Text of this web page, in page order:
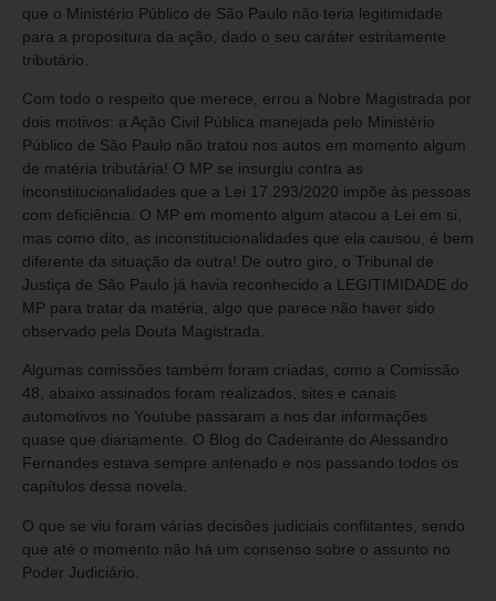
que o Ministério Público de São Paulo não teria legitimidade
para a propositura da ação, dado o seu caráter estritamente
tributário.
Com todo o respeito que merece, errou a Nobre Magistrada por
dois motivos: a Ação Civil Pública manejada pelo Ministério
Público de São Paulo não tratou nos autos em momento algum
de matéria tributária! O MP se insurgiu contra as
inconstitucionalidades que a Lei 17.293/2020 impõe às pessoas
com deficiência. O MP em momento algum atacou a Lei em si,
mas como dito, as inconstitucionalidades que ela causou, é bem
diferente da situação da outra! De outro giro, o Tribunal de
Justiça de São Paulo já havia reconhecido a LEGITIMIDADE do
MP para tratar da matéria, algo que parece não haver sido
observado pela Douta Magistrada.
Algumas comissões também foram criadas, como a Comissão
48, abaixo assinados foram realizados, sites e canais
automotivos no Youtube passaram a nos dar informações
quase que diariamente. O Blog do Cadeirante do Alessandro
Fernandes estava sempre antenado e nos passando todos os
capítulos dessa novela.
O que se viu foram várias decisões judiciais conflitantes, sendo
que até o momento não há um consenso sobre o assunto no
Poder Judiciário.